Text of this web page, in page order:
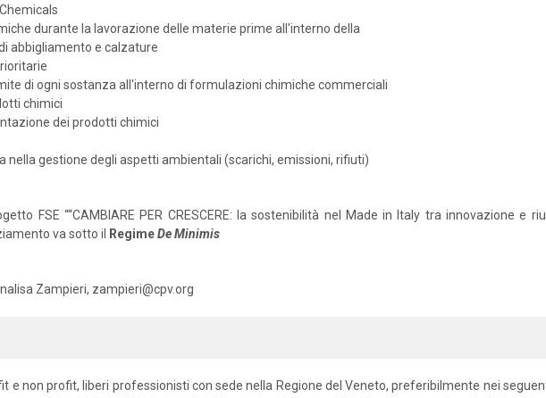
durante la lavorazione delle materie prime all'interno della
abbigliamento e calzature
di ogni sostanza all'interno di formulazioni chimiche commerciali
chimici
dei prodotti chimici
nella gestione degli aspetti ambientali (scarichi, emissioni, rifiuti)
FSE ““CAMBIARE PER CRESCERE: la sostenibilità nel Made in Italy tra innovazione e
va sotto il
RegimeDeMinimis
Zampieri, zampieri@cpv.org
e non profit, liberi professionisti con sede nella Regione del Veneto, preferibilmente nei